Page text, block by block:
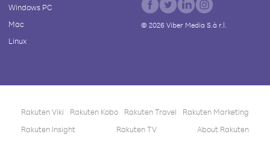
Windows PC
Mac
Linux
© 2026Viber Media S.à r.l.
Rakuten Viki Rakuten Kobo Rakuten Travel
Rakuten Marketing
Rakuten Insight
Rakuten TV About Rakuten